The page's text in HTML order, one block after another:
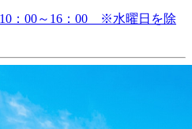
10：00～16：00 ※水曜日を除